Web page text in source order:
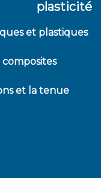
plasticité
et plastiques
composites
et la tenue